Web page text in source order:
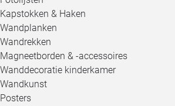
Kapstokken & Haken
Wandplanken
Wandrekken
Magneetborden & -accessoires
Wanddecoratie kinderkamer
Wandkunst
Posters